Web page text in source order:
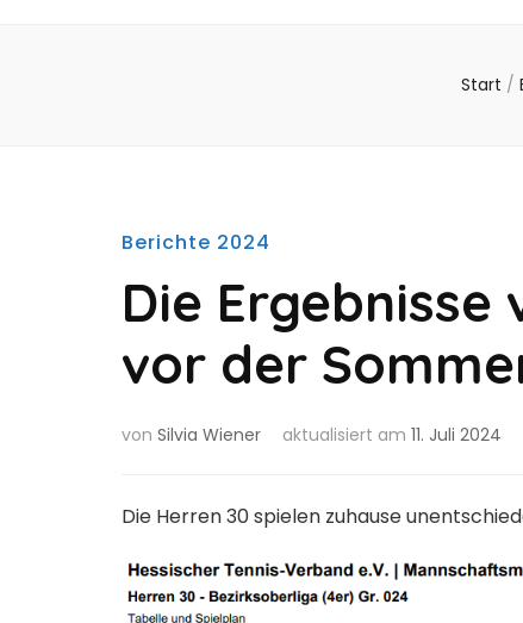
Start /
Berichte 2024
Die
vor der
von Silvia Wiener aktualisiert am 11. Juli 2024
Die Herren 30 spielen zuhause